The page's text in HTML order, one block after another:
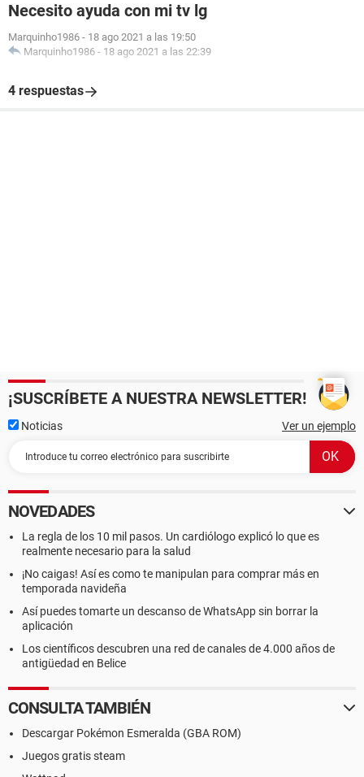
Necesito ayuda con mi tv lg
Marquinho1986 - 18 ago 2021 a las 19:50
Marquinho1986 - 18 ago 2021 a las 22:39
4 respuestas
¡SUSCRÍBETE A NUESTRA NEWSLETTER!
Noticias Ver un ejemplo
NOVEDADES
La regla de los 10 mil pasos. Un cardiólogo explicó lo que es
realmente necesario para la salud
¡No caigas! Así es como te manipulan para comprar más en
temporada navideña
Así puedes tomarte un descanso de WhatsApp sin borrar la
aplicación
Los científicos descubren una red de canales de 4.000 años de
antigüedad en Belice
CONSULTA TAMBIÉN
Descargar Pokémon Esmeralda (GBA ROM)
Juegos gratis steam